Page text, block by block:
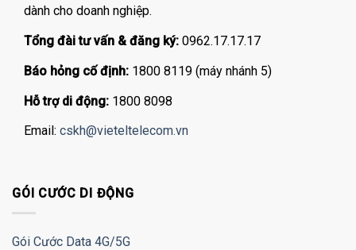
dành cho doanh nghiệp.
Tổng đài tư vấn & đăng ký: 0962.17.17.17
Báo hỏng cố định: 1800 8119 (máy nhánh 5)
Hỗ trợ di động: 1800 8098
Email: cskh@vieteltelecom.vn
GÓI CƯỚC DI ĐỘNG
Gói Cước Data 4G/5G